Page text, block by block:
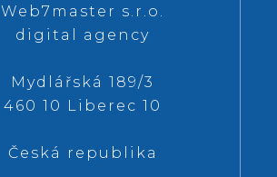
Web7master s.r.o.
digital agency
Mydlářská 189/3
460 10 Liberec 10
Česká republika